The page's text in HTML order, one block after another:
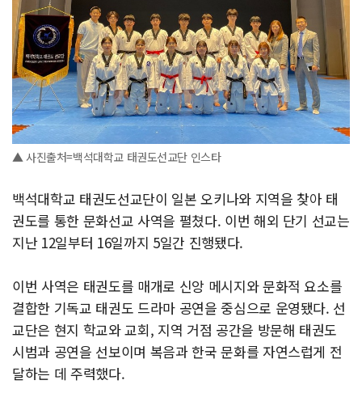
▲ 사진출처=백석대학교 태권도선교단 인스타
백석대학교 태권도선교단이 일본 오키나와 지역을 찾아 태
권도를 통한 문화선교 사역을 펼쳤다. 이번 해외 단기 선교는
지난 12일부터 16일까지 5일간 진행됐다.
이번 사역은 태권도를 매개로 신앙 메시지와 문화적 요소를
결합한 기독교 태권도 드라마 공연을 중심으로 운영됐다. 선
교단은 현지 학교와 교회, 지역 거점 공간을 방문해 태권도
시범과 공연을 선보이며 복음과 한국 문화를 자연스럽게 전
달하는 데 주력했다.